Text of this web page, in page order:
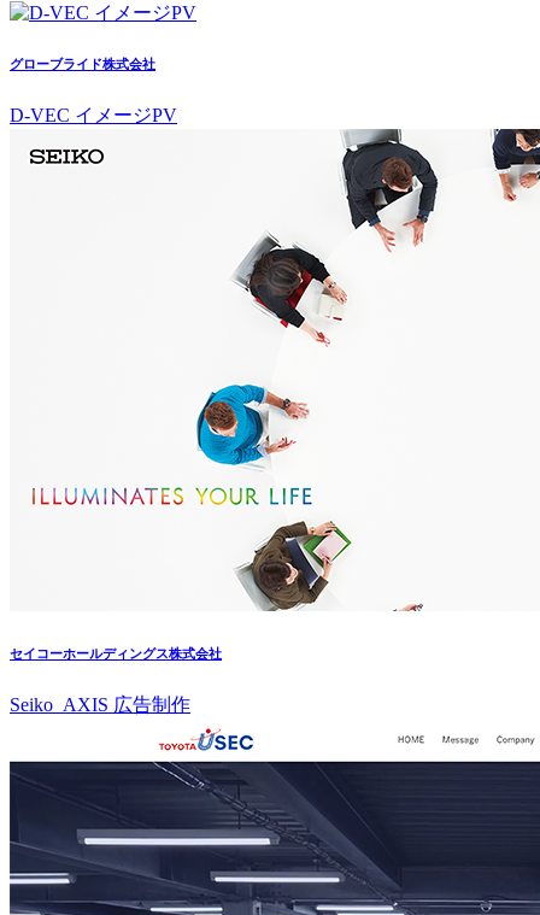
グローブライド株式会社
D-VEC イメージPV
セイコーホールディングス株式会社
Seiko_AXIS 広告制作